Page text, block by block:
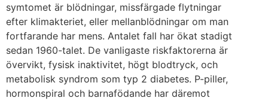
symtomet är blödningar, missfärgade flytningar
efter klimakteriet, eller mellanblödningar om man
fortfarande har mens. Antalet fall har ökat stadigt
sedan 1960-talet. De vanligaste riskfaktorerna är
övervikt, fysisk inaktivitet, högt blodtryck, och
metabolisk syndrom som typ 2 diabetes. P-piller,
hormonspiral och barnafödande har däremot